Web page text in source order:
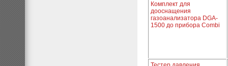
Комплект для
дооснащения
газоанализатора DGA-
1500 до прибора Combi